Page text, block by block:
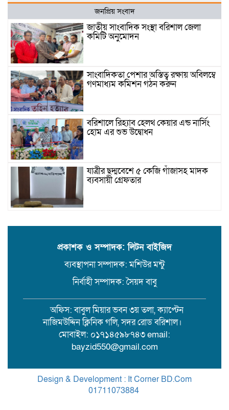
জনপ্রিয় সংবাদ
জাতীয় সাংবাদিক সংস্থা বরিশাল জেলা
কমিটি অনুমোদন
সাংবাদিকতা পেশার অস্তিত্ব রক্ষায় অবিলম্বে
গণমাধ্যম কমিশন গঠন করুন
বরিশালে রিহ্যাব হেলথ কেয়ার এন্ড নার্সিং
হোম এর শুভ উদ্বোধন
যাত্রীর ছদ্মবেশে ৫ কেজি গাঁজাসহ মাদক
ব্যবসায়ী গ্রেফতার
সেবীর ১৪ বছরে কিশোরী কন্যাকে বিয়ে,
বরিশাল সংস্কৃতিকেন্দ্রের ৩৬ জুলাই
সেমিনার
পরিবর্তনের প্রতিশ্রুতি থেকে রাজনৈতিক
অস্থিরতা: কোথায় যাচ্ছে বাংলাদেশ?
ওপর হামলা, জেলা সাংবাদিক ইউনিয়নের
নিন্দা
প্রকাশক ও সম্পাদক: লিটন বাইজিদ
ব্যবস্থাপনা সম্পাদক: মশিউর মন্টু
নির্বাহী সম্পাদক: সৈয়দ বাবু
অফিস: বাবুল মিয়ার ভবন ৩য় তলা, ক্যাপ্টেন
নাজিমউদ্দিন ক্লিনিক গলি, সদর রোড বরিশাল।
মোবাইল: ০১৭১৪৫৯৮৭৪৩ email:
bayzid550@gmail.com
Design & Development : It Corner BD.Com
01711073884